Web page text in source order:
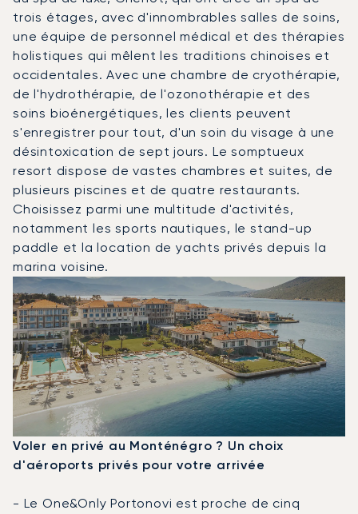
trois étages, avec d'innombrables salles de soins,
une équipe de personnel médical et des thérapies
holistiques qui mêlent les traditions chinoises et
occidentales. Avec une chambre de cryothérapie,
de l'hydrothérapie, de l'ozonothérapie et des
soins bioénergétiques, les clients peuvent
s'enregistrer pour tout, d'un soin du visage à une
désintoxication de sept jours. Le somptueux
resort dispose de vastes chambres et suites, de
plusieurs piscines et de quatre restaurants.
Choisissez parmi une multitude d'activités,
notamment les sports nautiques, le stand-up
paddle et la location de yachts privés depuis la
marina voisine.
Voler en privé au Monténégro ? Un choix
d'aéroports privés pour votre arrivée
- Le One&Only Portonovi est proche de cinq